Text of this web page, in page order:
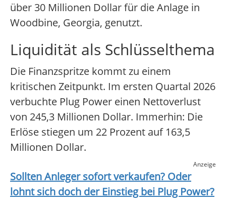
über 30 Millionen Dollar für die Anlage in
Woodbine, Georgia, genutzt.
Liquidität als Schlüsselthema
Die Finanzspritze kommt zu einem
kritischen Zeitpunkt. Im ersten Quartal 2026
verbuchte Plug Power einen Nettoverlust
von 245,3 Millionen Dollar. Immerhin: Die
Erlöse stiegen um 22 Prozent auf 163,5
Millionen Dollar.
Anzeige
Sollten Anleger sofort verkaufen? Oder
lohnt sich doch der Einstieg bei Plug Power?